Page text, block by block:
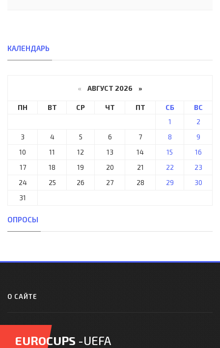
КАЛЕНДАРЬ
« АВГУСТ 2026 »
ПН ВТ СР ЧТ ПТ СБ
ВС
1
2
3
4 5 6 7 8
9
10
11 12 13 14 15
16
17
18 19 20 21 22
23
24
25 26 27 28 29
30
31
ОПРОСЫ
О САЙТЕ
EUROCUPS -UEFA